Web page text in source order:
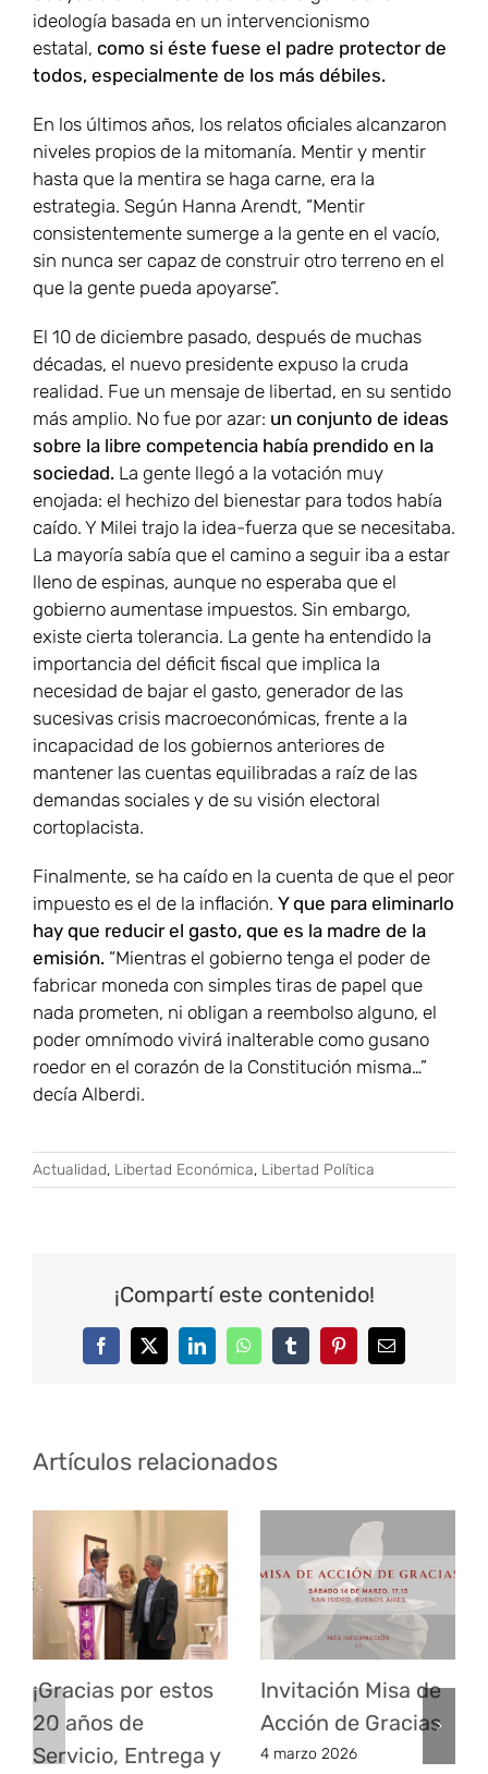
ideología basada en un intervencionismo
estatal, como si éste fuese el padre protector de
todos, especialmente de los más débiles.
En los últimos años, los relatos oficiales alcanzaron
niveles propios de la mitomanía. Mentir y mentir
hasta que la mentira se haga carne, era la
estrategia. Según Hanna Arendt, “Mentir
consistentemente sumerge a la gente en el vacío,
sin nunca ser capaz de construir otro terreno en el
que la gente pueda apoyarse”.
El 10 de diciembre pasado, después de muchas
décadas, el nuevo presidente expuso la cruda
realidad. Fue un mensaje de libertad, en su sentido
más amplio. No fue por azar: un conjunto de ideas
sobre la libre competencia había prendido en la
sociedad. La gente llegó a la votación muy
enojada: el hechizo del bienestar para todos había
caído. Y Milei trajo la idea-fuerza que se necesitaba.
La mayoría sabía que el camino a seguir iba a estar
lleno de espinas, aunque no esperaba que el
gobierno aumentase impuestos. Sin embargo,
existe cierta tolerancia. La gente ha entendido la
importancia del déficit fiscal que implica la
necesidad de bajar el gasto, generador de las
sucesivas crisis macroeconómicas, frente a la
incapacidad de los gobiernos anteriores de
mantener las cuentas equilibradas a raíz de las
demandas sociales y de su visión electoral
cortoplacista.
Finalmente, se ha caído en la cuenta de que el peor
impuesto es el de la inflación. Y que para eliminarlo
hay que reducir el gasto, que es la madre de la
emisión. “Mientras el gobierno tenga el poder de
fabricar moneda con simples tiras de papel que
nada prometen, ni obligan a reembolso alguno, el
poder omnímodo vivirá inalterable como gusano
roedor en el corazón de la Constitución misma…”
decía Alberdi.
Actualidad, Libertad Económica, Libertad Política
¡Compartí este contenido!
FacebookTwitterLinkedInWhatsAppTumblrPinterestCorreo
electrónico
Artículos relacionados
¡Gracias por estos
20 años de
Servicio, Entrega y
Invitación Misa de
Acción de Gracias
4 marzo 2026